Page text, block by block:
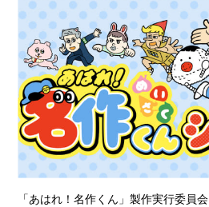
「あはれ！名作くん」製作実行委員会